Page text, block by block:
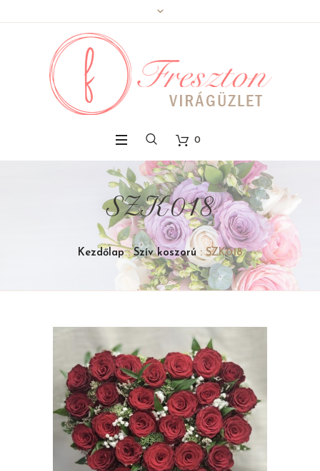
0
SZK018
Kezdőlap:Szív koszorú: SZK018